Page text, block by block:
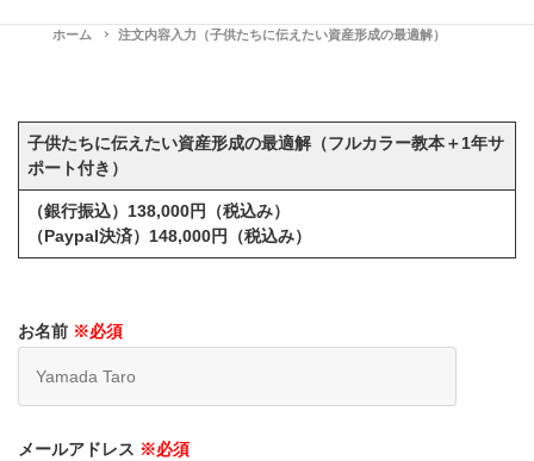
ホーム 注文内容入力（子供たちに伝えたい資産形成の最適解）
子供たちに伝えたい資産形成の最適解（フルカラー教本＋1年サ
ポート付き）
（銀行振込）138,000円（税込み）
（Paypal決済）148,000円（税込み）
お名前 ※必須
メールアドレス ※必須